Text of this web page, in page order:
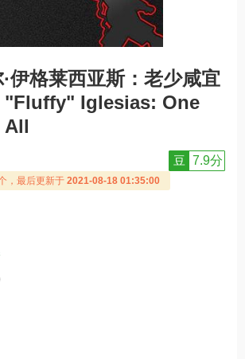
伊格莱西亚斯：老少咸宜
"Fluffy" Iglesias: One
All
豆 7.9分
，最后更新于 2021-08-18 01:35:00